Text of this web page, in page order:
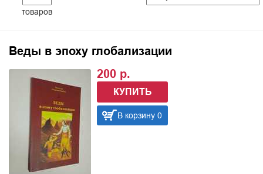
товаров
Веды в эпоху глобализации
200 р.
КУПИТЬ
В корзину 0